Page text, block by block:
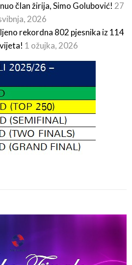
član žirija, Simo Golubović! 27
2026
rekordna 802 pjesnika iz 114
1 ožujka, 2026